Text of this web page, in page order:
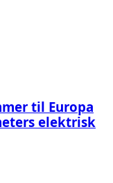
til Europa
elektrisk